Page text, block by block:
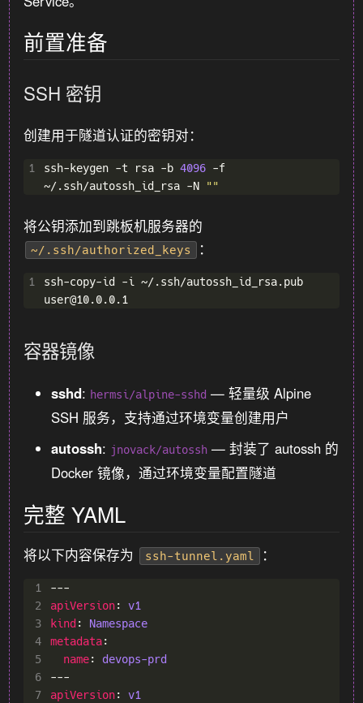
前置准备
SSH 密钥
创建用于隧道认证的密钥对：
1 ssh-keygen -t rsa -b 4096 -f
~/.ssh/autossh_id_rsa -N
""
将公钥添加到跳板机服务器的
~/.ssh/authorized_keys ：
1
ssh-copy-id -i ~/.ssh/autossh_id_rsa.pub
user@10.0.0.1
容器镜像
sshd: hermsi/alpine-sshd — 轻量级 Alpine
SSH 服务，支持通过环境变量创建用户
autossh: jnovack/autossh— 封装了 autossh 的
Docker 镜像，通过环境变量配置隧道
完整 YAML
将以下内容保存为 ssh-tunnel.yaml ：
1
2
apiVersion: v1
3
kind : Namespace
4
metadata
5
name: devops-prd
6
7
apiVersion: v1